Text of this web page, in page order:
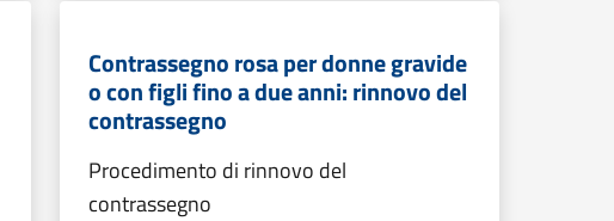
Contrassegno rosa per donne gravide
o con figli fino a due anni: rinnovo del
contrassegno
Procedimento di rinnovo del
contrassegno